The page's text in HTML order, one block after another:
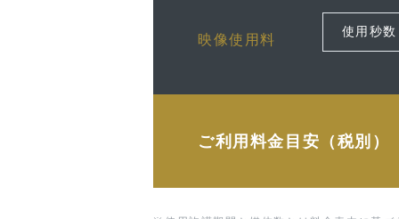
映像使用料
ご利用料金目安（税別）